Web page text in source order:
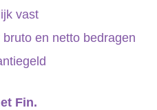
vast
en netto bedragen
Fin.